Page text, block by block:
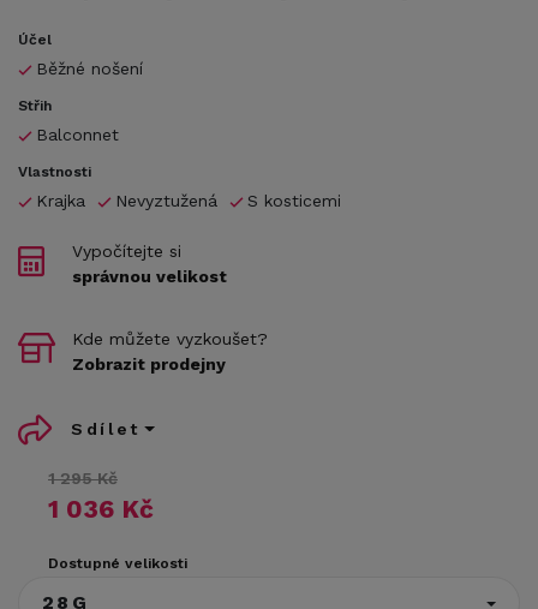
Účel
Běžné nošení
Střih
Balconnet
Vlastnosti
Krajka Nevyztužená S kosticemi
1 295 Kč
1 036 Kč
Dostupné velikosti
28G
Vypočítejte si
správnou velikost
Kde můžete vyzkoušet?
Zobrazit prodejny
Sdílet